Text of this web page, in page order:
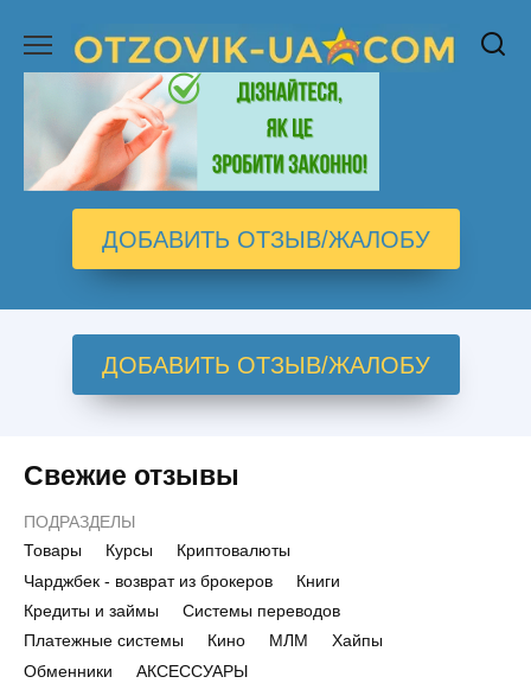
содержанию
ДОБАВИТЬ ОТЗЫВ/ЖАЛОБУ
ДОБАВИТЬ ОТЗЫВ/ЖАЛОБУ
Свежие отзывы
ПОДРАЗДЕЛЫ
Товары
Курсы
Криптовалюты
Чарджбек - возврат из брокеров
Книги
Кредиты и займы
Системы переводов
Платежные системы
Кино МЛМ
Хайпы
Обменники
АКСЕССУАРЫ